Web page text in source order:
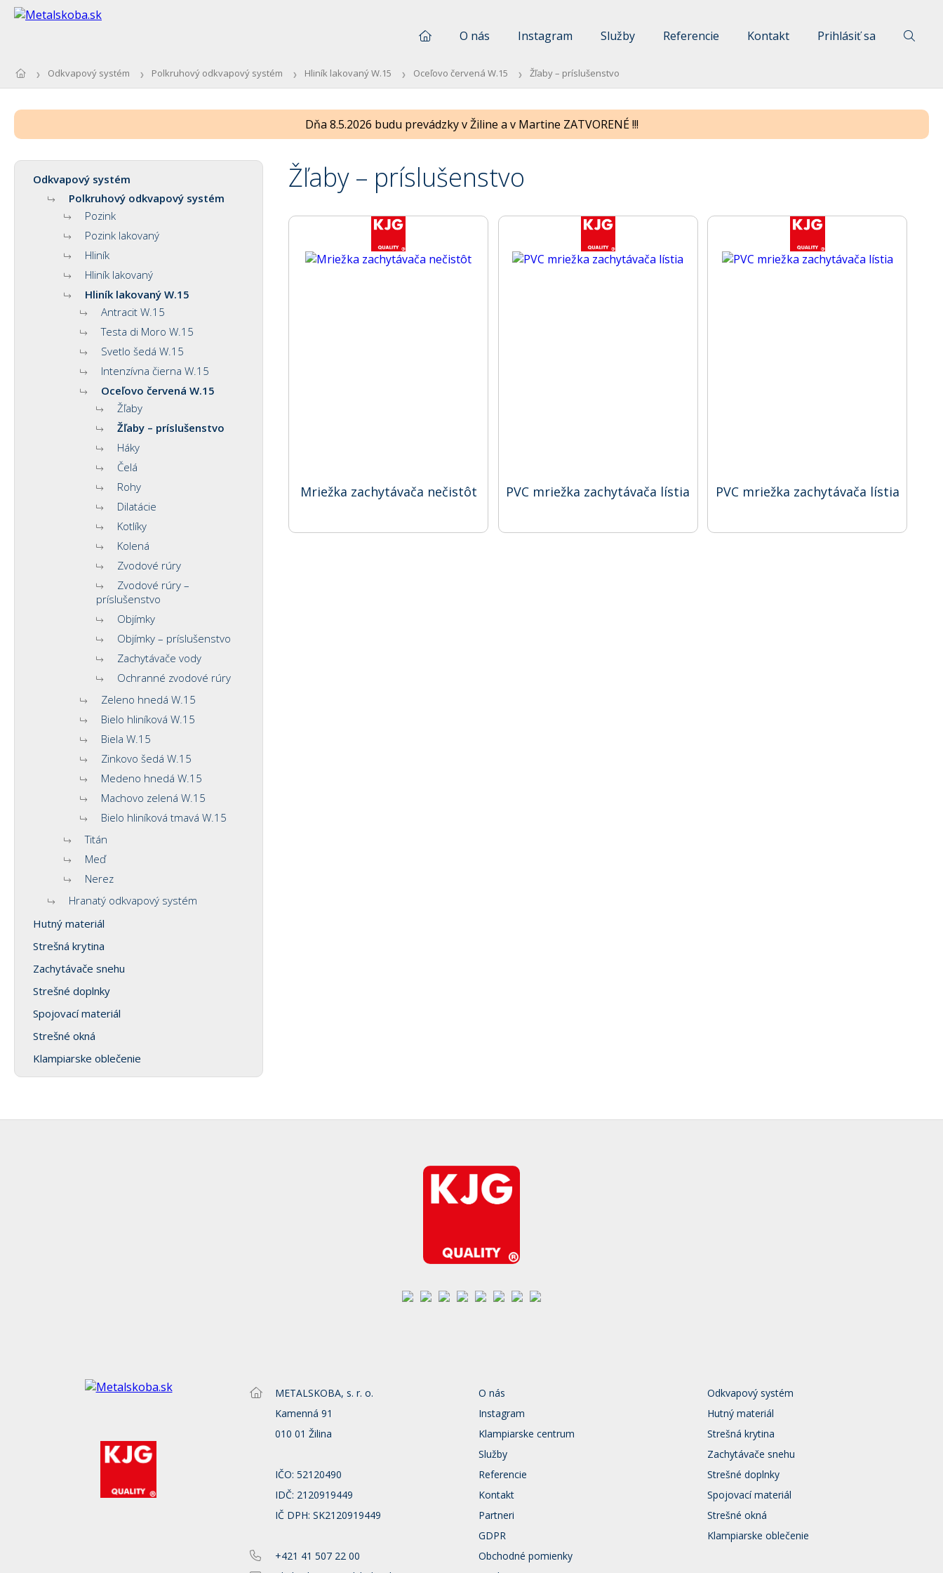
O nás Instagram Služby Referencie Kontakt Prihlásiť sa
Odkvapový systém Polkruhový odkvapový systém Hliník lakovaný W.15 Oceľovo červená W.15 Žľaby – príslušenstvo
Dňa 8.5.2026 budu prevádzky v Žiline a v Martine ZATVORENÉ !!!
Odkvapový systém
Polkruhový odkvapový systém
Pozink
Pozink lakovaný
Hliník
Hliník lakovaný
Hliník lakovaný W.15
Antracit W.15
Testa di Moro W.15
Svetlo šedá W.15
Intenzívna čierna W.15
Oceľovo červená W.15
Žľaby
Žľaby – príslušenstvo
Háky
Čelá
Rohy
Dilatácie
Kotlíky
Kolená
Zvodové rúry
Zvodové rúry –
príslušenstvo
Objímky
Objímky – príslušenstvo
Zachytávače vody
Ochranné zvodové rúry
Zeleno hnedá W.15
Bielo hliníková W.15
Biela W.15
Zinkovo šedá W.15
Medeno hnedá W.15
Machovo zelená W.15
Bielo hliníková tmavá W.15
Titán
Meď
Nerez
Hranatý odkvapový systém
Hutný materiál
Strešná krytina
Zachytávače snehu
Strešné doplnky
Spojovací materiál
Strešné okná
Klampiarske oblečenie
Žľaby – príslušenstvo
Mriežka zachytávača nečistôt PVC mriežka zachytávača lístia PVC mriežka zachytávača lístia
METALSKOBA, s. r. o.
Kamenná 91
010 01 Žilina
IČO: 52120490
IDČ: 2120919449
IČ DPH: SK2120919449
+421 41 507 22 00
O nás
Instagram
Klampiarske centrum
Služby
Referencie
Kontakt
Partneri
GDPR
Obchodné pomienky
Odkvapový systém
Hutný materiál
Strešná krytina
Zachytávače snehu
Strešné doplnky
Spojovací materiál
Strešné okná
Klampiarske oblečenie